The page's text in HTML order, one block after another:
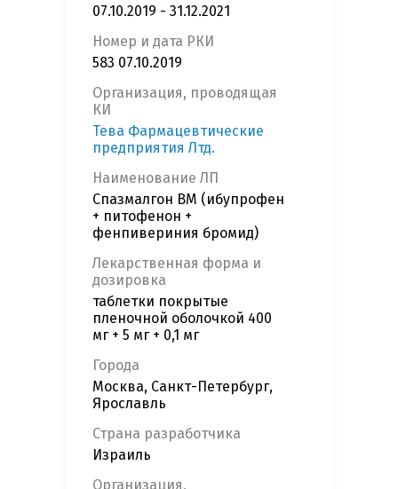
07.10.2019 - 31.12.2021
Номер и дата РКИ
583 07.10.2019
Организация, проводящая
КИ
Тева Фармацевтические
предприятия Лтд.
Наименование ЛП
Спазмалгон ВМ (ибупрофен
+ питофенон +
фенпивериния бромид)
Лекарственная форма и
дозировка
таблетки покрытые
пленочной оболочкой 400
мг + 5 мг + 0,1 мг
Города
Москва, Санкт-Петербург,
Ярославль
Страна разработчика
Израиль
Организация,